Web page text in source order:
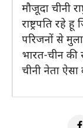
मौजूदा चीनी
राष्ट्रपति रहे
परिजनों से
भारत-चीन की
चीनी नेता